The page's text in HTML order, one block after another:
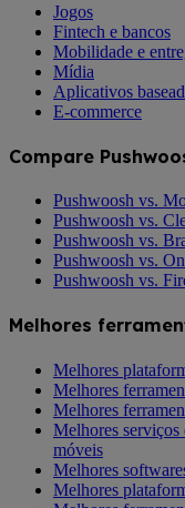
Jogos
Fintech e bancos
Mobilidade e
Mídia
Aplicativos
E-commerce
Compare
Pushwoosh vs.
Pushwoosh vs.
Pushwoosh vs.
Pushwoosh vs.
Pushwoosh vs.
Melhores
Melhores
Melhores
Melhores
Melhores serviços
móveis
Melhores
Melhores